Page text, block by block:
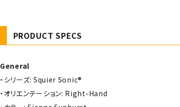
PRODUCT SPECS
General
・シリーズ: Squier Sonic®
・オリエンテーション: Right-Hand